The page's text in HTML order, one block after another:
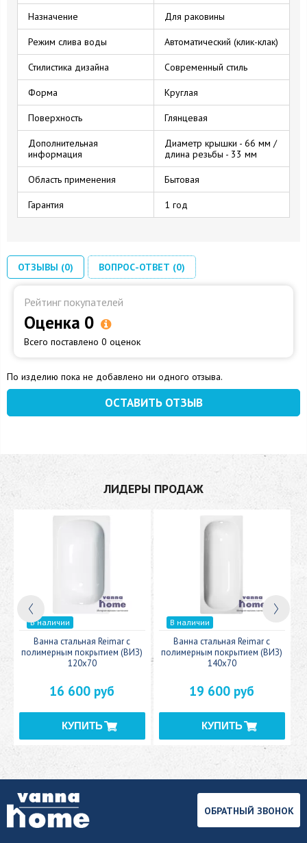
Назначение Для раковины
Режим слива воды Автоматический (клик-клак)
Стилистика дизайна Современный стиль
Форма Круглая
Поверхность Глянцевая
Дополнительная
информация
Диаметр крышки - 66 мм /
длина резьбы - 33 мм
Область применения Бытовая
Гарантия 1 год
ОТЗЫВЫ (0) ВОПРОС-ОТВЕТ (0)
Рейтинг покупателей
Оценка 0
Всего поставлено 0 оценок
По изделию пока не добавлено ни одного отзыва.
ОСТАВИТЬ ОТЗЫВ
ЛИДЕРЫ ПРОДАЖ
В наличии
Ванна стальная Reimar с
полимерным покрытием (ВИЗ)
120x70
16 600 руб
В наличии
Ванна стальная Reimar с
полимерным покрытием (ВИЗ)
140x70
19 600 руб
ОБРАТНЫЙ ЗВОНОК